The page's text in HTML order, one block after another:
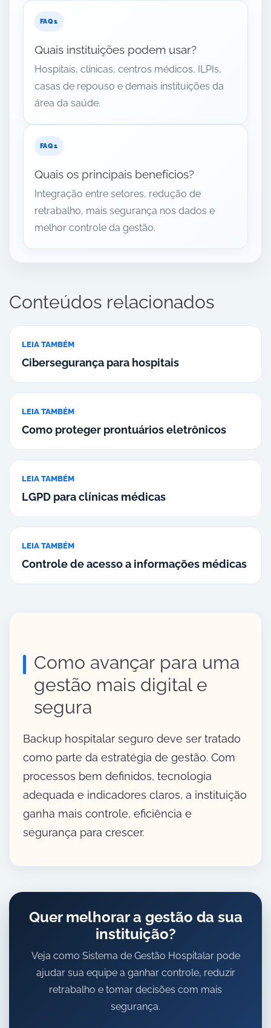
Quais instituições podem usar?
Hospitais, clínicas, centros médicos, ILPIs,
casas de repouso e demais instituições da
área da saúde.
Quais os principais benefícios?
Integração entre setores, redução de
retrabalho, mais segurança nos dados e
melhor controle da gestão.
Conteúdos relacionados
LEIA TAMBÉM
Cibersegurança para hospitais
LEIA TAMBÉM
Como proteger prontuários eletrônicos
LEIA TAMBÉM
LGPD para clínicas médicas
LEIA TAMBÉM
Controle de acesso a informações médicas
Como avançar para uma
gestão mais digital e
segura
Backup hospitalar seguro deve ser tratado
como parte da estratégia de gestão. Com
processos bem definidos, tecnologia
adequada e indicadores claros, a instituição
ganha mais controle, eficiência e
segurança para crescer.
Quer melhorar a gestão da sua
instituição?
Veja como Sistema de Gestão Hospitalar pode
ajudar sua equipe a ganhar controle, reduzir
retrabalho e tomar decisões com mais
segurança.